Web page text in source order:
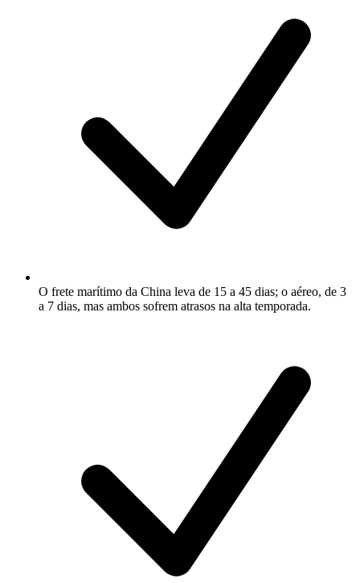
O frete marítimo da China leva de 15 a 45 dias; o aéreo, de 3
a 7 dias, mas ambos sofrem atrasos na alta temporada.